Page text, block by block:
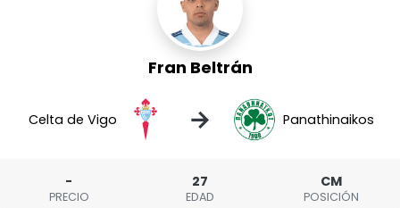
Fran Beltrán
Celta de Vigo → Panathinaikos
-
PRECIO
27
EDAD
CM
POSICIÓN